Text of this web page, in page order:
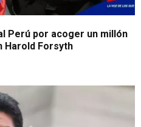
Perú por acoger un millón
Harold Forsyth